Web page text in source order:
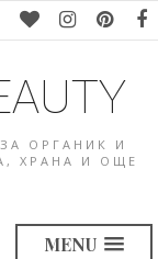
ОРГАНИК И
ХРАНА И ОЩЕ
MENU